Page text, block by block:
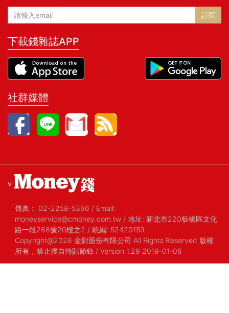
訂閱
下載錢雜誌APP
社群媒體
v
傳真： 02-2258-5366 / Email:
moneyservice@cmoney.com.tw / 地址: 新北市220板橋區文化
路一段268號20樓之2 / 統編: 52420159
Copyright@2026 金尉股份有限公司 All Rights Reserved 版權
所有，禁止擅自轉貼節錄 / Version 1.29 2019-01-08